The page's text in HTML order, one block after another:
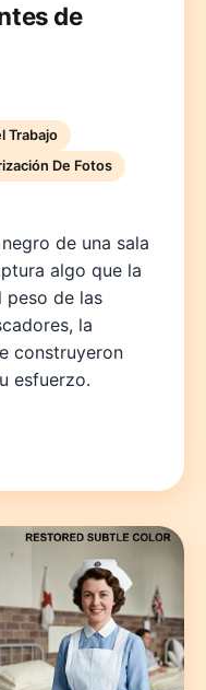
de
Trabajo
De Fotos
de una sala
algo que la
de las
la
construyeron
esfuerzo.